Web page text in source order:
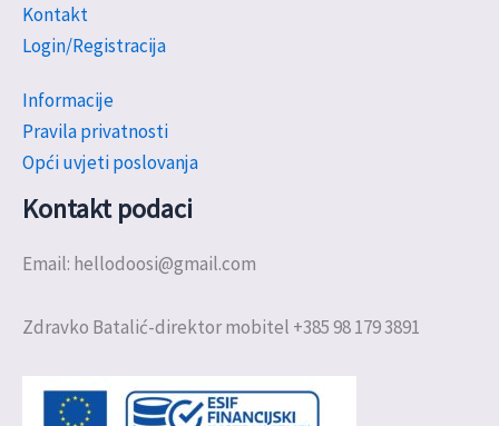
Kontakt
Login/Registracija
Informacije
Pravila privatnosti
Opći uvjeti poslovanja
Kontakt podaci
Email: hellodoosi@gmail.com
Zdravko Batalić-direktor mobitel +385 98 179 3891